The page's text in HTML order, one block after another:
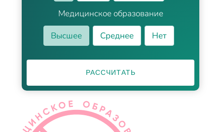
Медицинское образование
Высшее
Среднее Нет
РАССЧИТАТЬ